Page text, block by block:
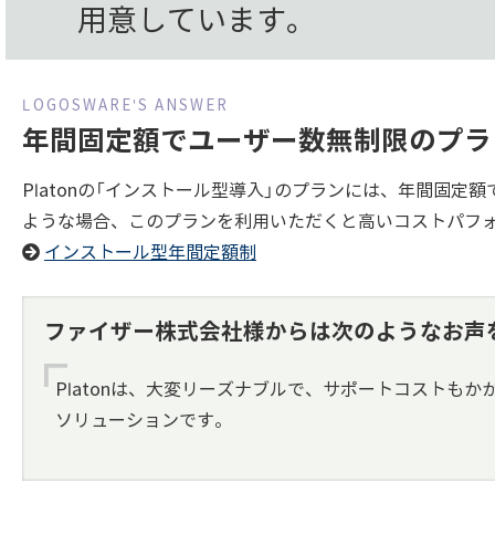
用意しています。
年間固定額でユーザー数無制限のプ
Platonの「インストール型導入」のプランには、年間固定
ような場合、このプランを利用いただくと高いコストパフ
インストール型年間定額制
ファイザー株式会社様からは次のようなお
Platonは、大変リーズナブルで、サポートコストもか
ソリューションです。